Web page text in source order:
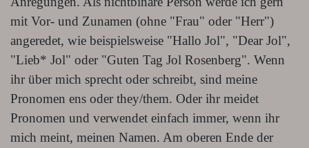
mit Vor- und Zunamen (ohne "Frau" oder "Herr")
angeredet, wie beispielsweise "Hallo Jol", "Dear Jol",
"Lieb* Jol" oder "Guten Tag Jol Rosenberg". Wenn
ihr über mich sprecht oder schreibt, sind meine
Pronomen ens oder they/them. Oder ihr meidet
Pronomen und verwendet einfach immer, wenn ihr
mich meint, meinen Namen. Am oberen Ende der